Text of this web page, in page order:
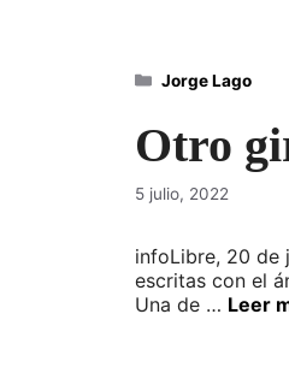
Otro
5 julio, 2022
infoLibre, 20 de
escritas con el
Una de … Leer
Categorías
Jorge Lago